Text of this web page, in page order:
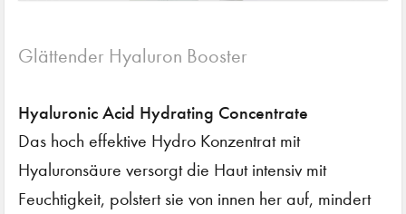
Glättender Hyaluron Booster
Hyaluronic Acid Hydrating Concentrate
Das hoch effektive Hydro Konzentrat mit
Hyaluronsäure versorgt die Haut intensiv mit
Feuchtigkeit, polstert sie von innen her auf, mindert